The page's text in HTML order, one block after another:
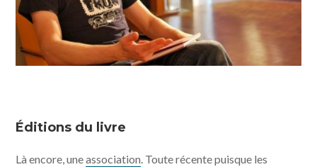
Éditions du livre
Là encore, uneassociation. Toute récente puisque les